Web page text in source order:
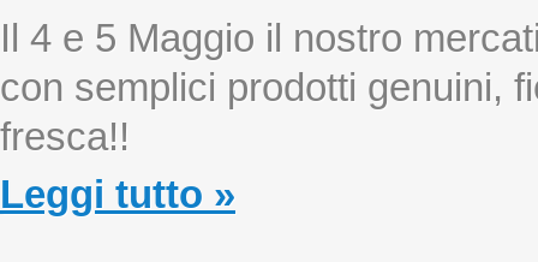
Il 4 e 5 Maggio il nostro
con semplici prodotti genuini,
fresca!!
Leggi tutto »